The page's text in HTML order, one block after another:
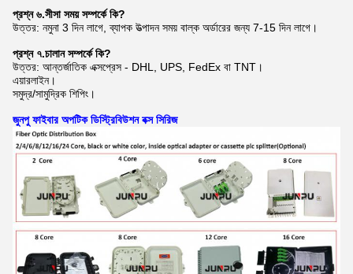
প্রশ্ন ৬.সীসা সময় সম্পর্কে কি?
উত্তর: নমুনা 3 দিন লাগে, ব্যাপক উত্পাদন সময় বাল্ক অর্ডারের জন্য 7-15 দিন লাগে।
প্রশ্ন ৭.চালান সম্পর্কে কি?
উত্তর: আন্তর্জাতিক এক্সপ্রেস - DHL, UPS, FedEx বা TNT।
এয়ারলাইন।
সমুদ্র/সামুদ্রিক শিপিং।
জুনপু ফাইবার অপটিক ডিস্ট্রিবিউশন বক্স সিরিজ